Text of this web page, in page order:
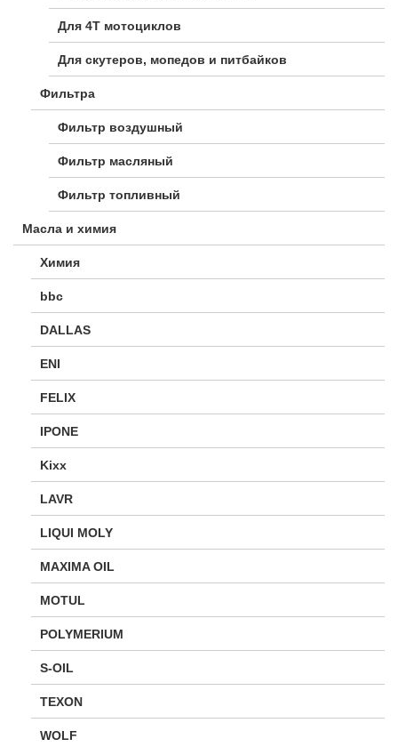
Для 4Т мотоциклов
Для скутеров, мопедов и питбайков
Фильтра
Фильтр воздушный
Фильтр масляный
Фильтр топливный
Масла и химия
Химия
bbc
DALLAS
ENI
FELIX
IPONE
Kixx
LAVR
LIQUI MOLY
MAXIMA OIL
MOTUL
POLYMERIUM
S-OIL
TEXON
WOLF